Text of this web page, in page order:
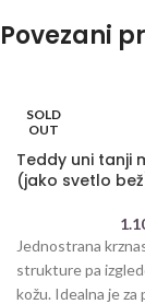
Povezani
SOLD
OUT
Teddy uni tanji
(jako svetlo
Jednostrana
strukture pa
kožu. Idealna je